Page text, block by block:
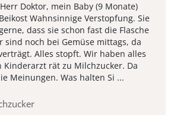
Doktor, mein Baby (9 Monate)
Wahnsinnige Verstopfung. Sie
dass sie schon fast die Flasche
sind noch bei Gemüse mittags, da
Alles stopft. Wir haben alles
Kinderarzt rät zu Milchzucker. Da
Meinungen. Was halten Si ...